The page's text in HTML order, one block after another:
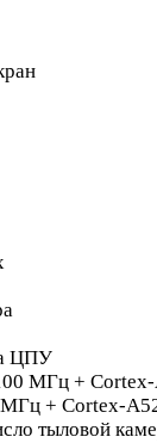
ЦПУ
МГц +
+ Cortex-
тыловой